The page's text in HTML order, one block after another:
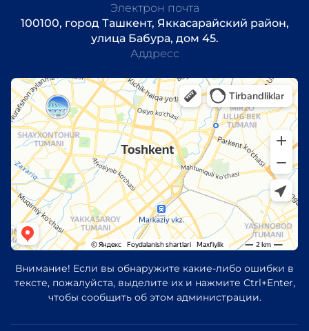
Электрон почта
100100, город Ташкент, Яккасарайский район,
улица Бабура, дом 45.
Аддресс
Внимание! Если вы обнаружите какие-либо ошибки в
тексте, пожалуйста, выделите их и нажмите Ctrl+Enter,
чтобы сообщить об этом администрации.